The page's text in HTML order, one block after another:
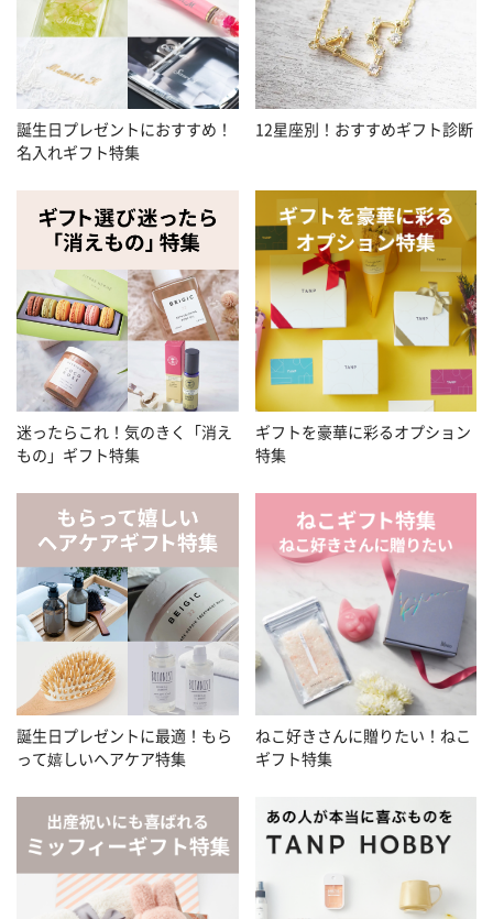
誕生日プレゼントにおすすめ！
名入れギフト特集
12星座別！おすすめギフト診断
迷ったらこれ！気のきく「消え
もの」ギフト特集
ギフトを豪華に彩るオプション
特集
誕生日プレゼントに最適！もら
って嬉しいヘアケア特集
ねこ好きさんに贈りたい！ねこ
ギフト特集